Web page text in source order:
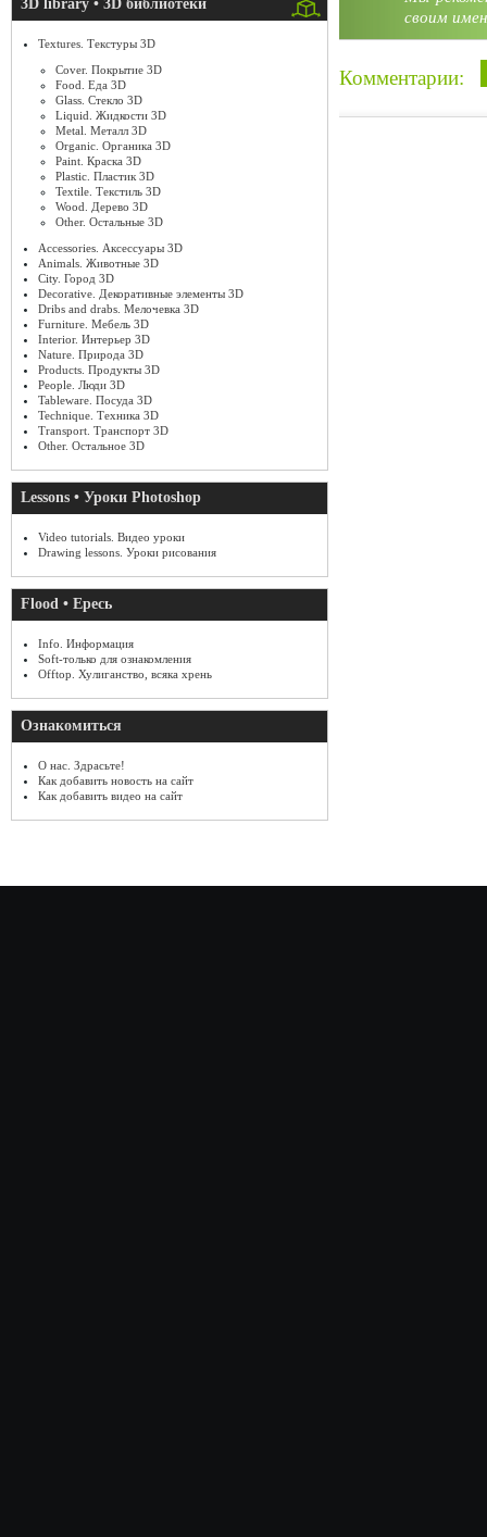
3D library • 3D библиотеки
Textures. Текстуры 3D
Cover. Покрытие 3D
Food. Еда 3D
Glass. Стекло 3D
Liquid. Жидкости 3D
Metal. Металл 3D
Organic. Органика 3D
Paint. Краска 3D
Plastic. Пластик 3D
Textile. Текстиль 3D
Wood. Дерево 3D
Other. Остальные 3D
Accessories. Аксессуары 3D
Animals. Животные 3D
City. Город 3D
Decorative. Декоративные элементы 3D
Dribs and drabs. Мелочевка 3D
Furniture. Мебель 3D
Interior. Интерьер 3D
Nature. Природа 3D
Products. Продукты 3D
People. Люди 3D
Tableware. Посуда 3D
Technique. Техника 3D
Transport. Транспорт 3D
Other. Остальное 3D
Lessons • Уроки Photoshop
Video tutorials. Видео уроки
Drawing lessons. Уроки рисования
Flood • Ересь
Info. Информация
Soft-только для ознакомления
Offtop. Хулиганство, всяка хрень
Ознакомиться
О нас. Здрасьте!
Как добавить новость на сайт
Как добавить видео на сайт
своим
Комментарии: